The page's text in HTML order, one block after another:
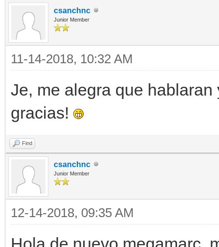
csanchnc
Junior Member
11-14-2018, 10:32 AM
Je, me alegra que
gracias!
Find
csanchnc
Junior Member
12-14-2018, 09:35 AM